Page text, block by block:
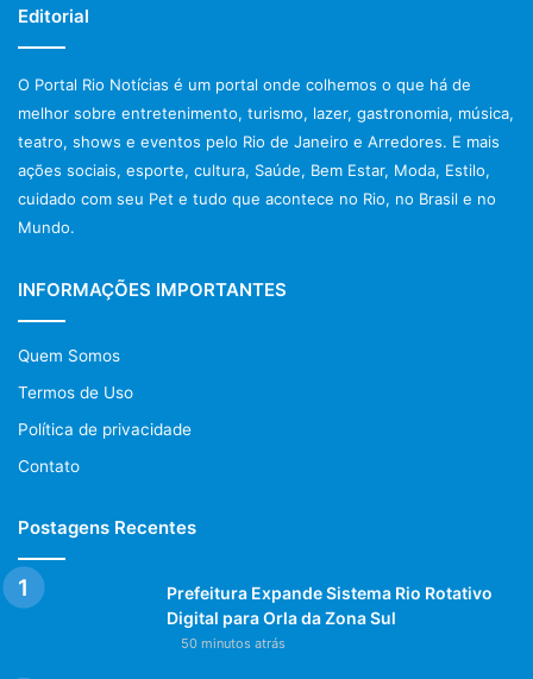
Editorial
O Portal Rio Notícias é um portal onde colhemos o que há de
melhor sobre entretenimento, turismo, lazer, gastronomia, música,
teatro, shows e eventos pelo Rio de Janeiro e Arredores. E mais
ações sociais, esporte, cultura, Saúde, Bem Estar, Moda, Estilo,
cuidado com seu Pet e tudo que acontece no Rio, no Brasil e no
Mundo.
INFORMAÇÕES IMPORTANTES
Quem Somos
Termos de Uso
Política de privacidade
Contato
Postagens Recentes
Prefeitura Expande Sistema Rio Rotativo
Digital para Orla da Zona Sul
50 minutos atrás